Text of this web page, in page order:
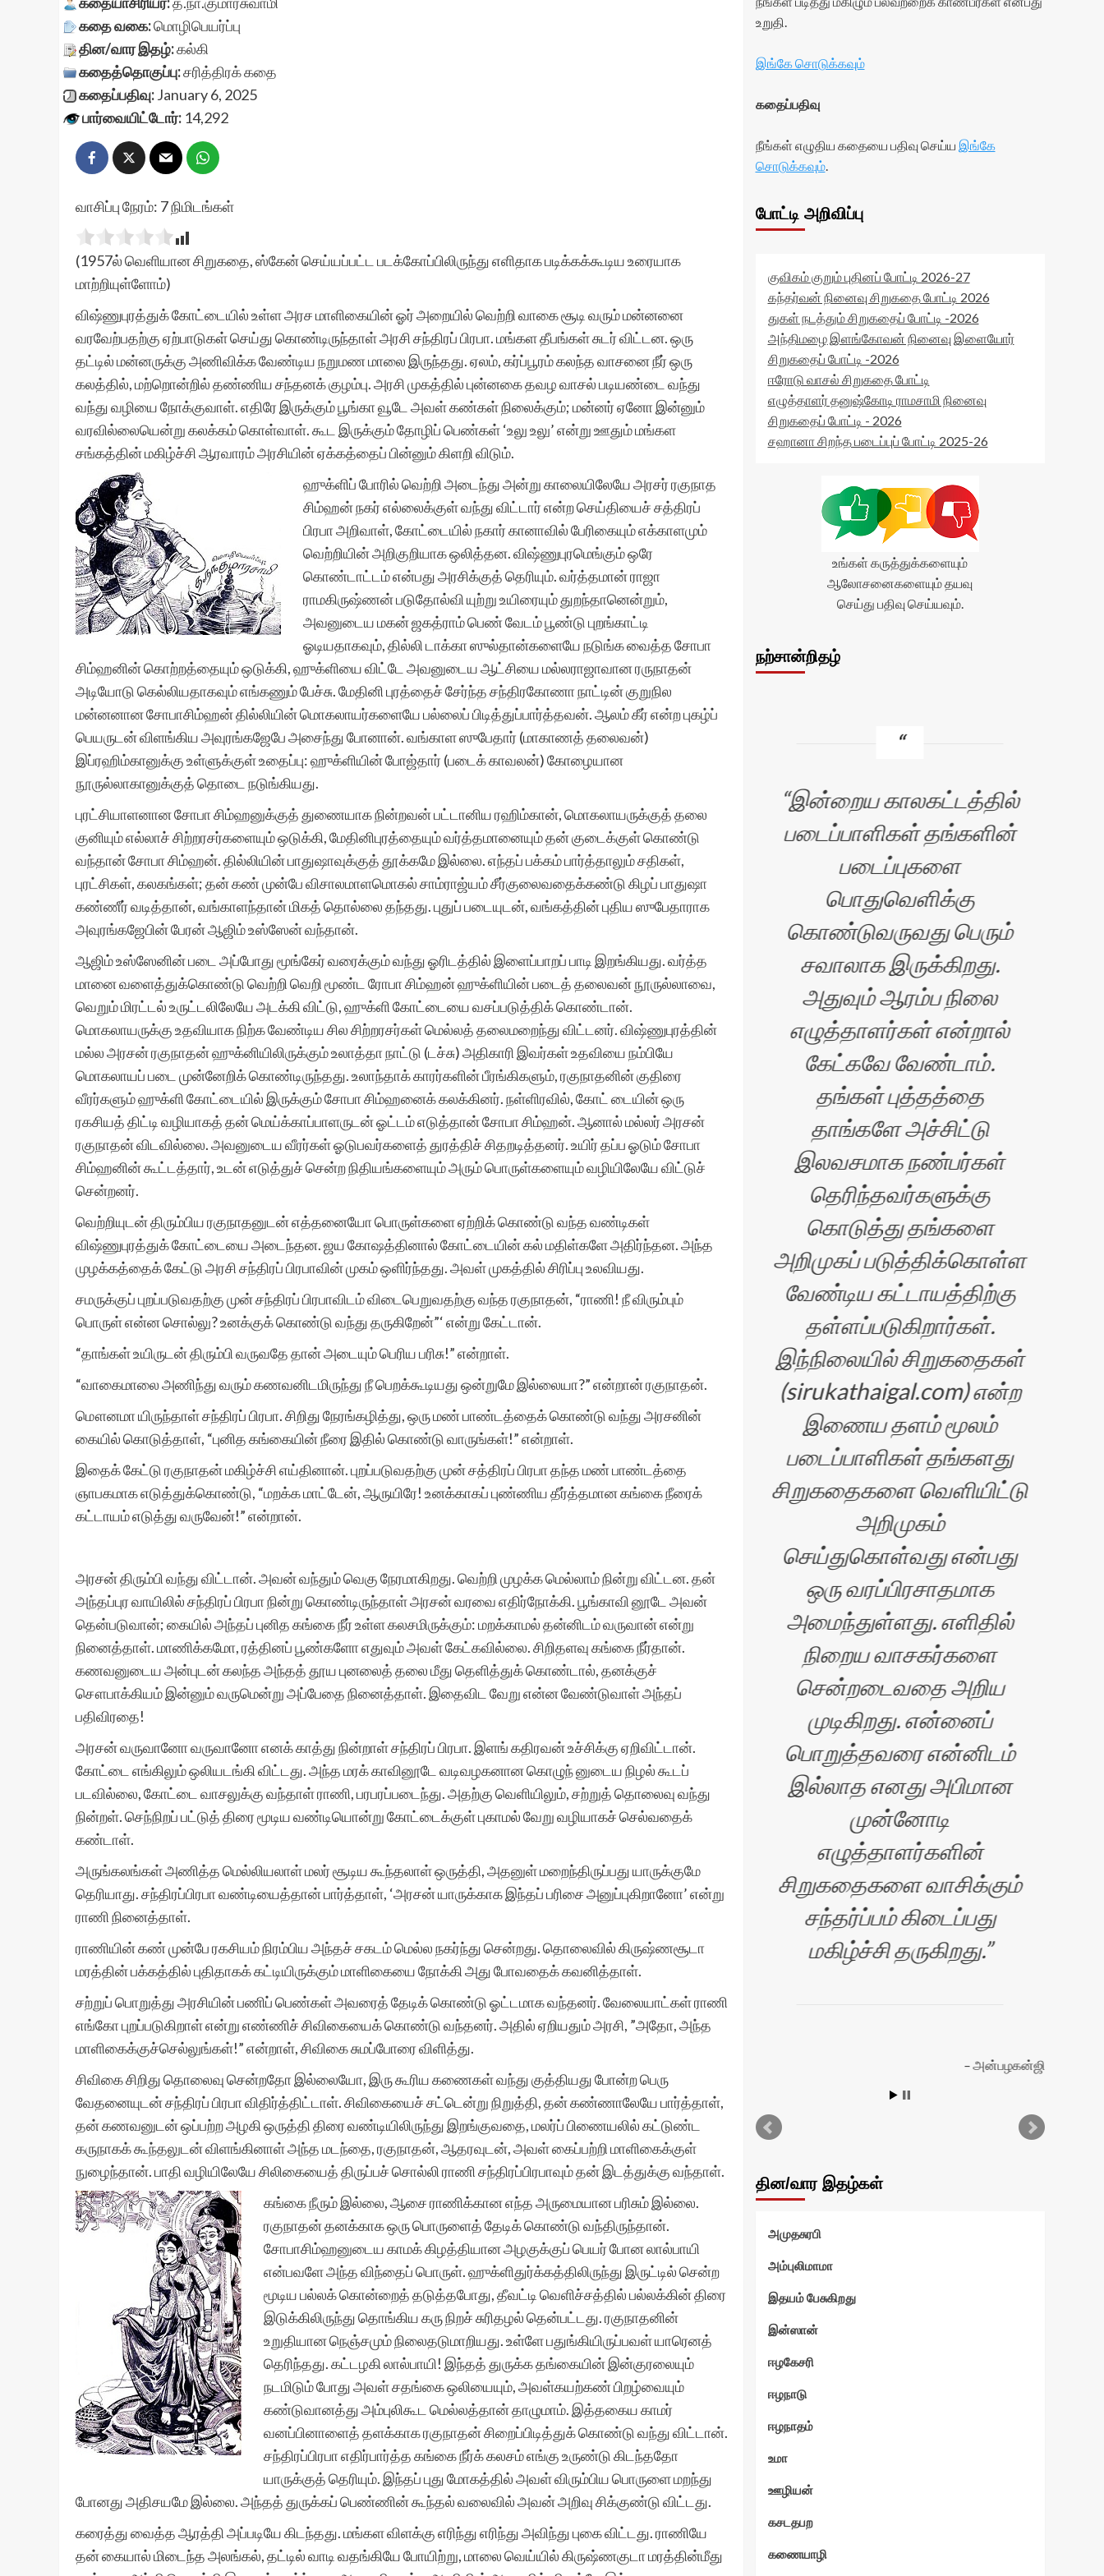
கதை வகை:மொழிபெயர்ப்பு
தின/வார இதழ்:கல்கி
கதைத்தொகுப்பு:சரித்திரக் கதை
கதைப்பதிவு:January 6, 2025
பார்வையிட்டோர்: 14,292
வாசிப்பு நேரம்: 7நிமிடங்கள்
(1957ல் வெளியான சிறுகதை, ஸ்கேன் செய்யப்பட்ட படக்கோப்பிலிருந்து எளிதாக படிக்கக்கூடிய உரையாக
மாற்றியுள்ளோம்)
விஷ்ணுபுரத்துக் கோட்டையில் உள்ள அரச மாளிகையின் ஓர் அறையில் வெற்றி வாகை சூடி வரும் மன்னனை
வரவேற்பதற்கு ஏற்பாடுகள் செய்து கொண்டிருந்தாள் அரசி சந்திரப் பிரபா. மங்கள தீபங்கள் சுடர் விட்டன. ஒரு
தட்டில் மன்னருக்கு அணிவிக்க வேண்டிய நறுமண மாலை இருந்தது. ஏலம், கர்ப்பூரம் கலந்த வாசனை நீர் ஒரு
கலத்தில், மற்றொன்றில் தண்ணிய சந்தனக் குழம்பு. அரசி முகத்தில் புன்னகை தவழ வாசல் படியண்டை வந்து
வந்து வழியை நோக்குவாள். எதிரே இருக்கும் பூங்கா வூடே அவள் கண்கள் நிலைக்கும்; மன்னர் ஏனோ இன்னும்
வரவில்லையென்று கலக்கம் கொள்வாள். கூட இருக்கும் தோழிப் பெண்கள் ‘உலு உலு’ என்று ஊதும் மங்கள
சங்கத்தின் மகிழ்ச்சி ஆரவாரம் அரசியின் ஏக்கத்தைப் பின்னும் கிளறி விடும்.
ஹுக்ளிப் போரில் வெற்றி அடைந்து அன்று காலையிலேயே அரசர் ரகுநாத
சிம்ஹன் நகர் எல்லைக்குள் வந்து விட்டார் என்ற செய்தியைச் சத்திரப்
பிரபா அறிவாள், கோட்டையில் நகார் கானாவில் பேரிகையும் எக்காளமும்
வெற்றியின் அறிகுறியாக ஒலித்தன. விஷ்ணுபுரமெங்கும் ஒரே
கொண்டாட்டம் என்பது அரசிக்குத் தெரியும். வர்த்தமான் ராஜா
ராமகிருஷ்ணன் படுதோல்வி யுற்று உயிரையும் துறந்தானென்றும்,
அவனுடைய மகன் ஜகத்ராம் பெண் வேடம் பூண்டு புறங்காட்டி
ஓடியதாகவும், தில்லி டாக்கா ஸுல்தான்களையே நடுங்க வைத்த சோபா
சிம்ஹனின் கொற்றத்தையும் ஒடுக்கி, ஹுக்ளியை விட்டே அவனுடைய ஆட்சியை மல்லராஜாவான ரருநாதன்
அடியோடு கெல்லியதாகவும் எங்கணும் பேச்சு. மேதினி புரத்தைச் சேர்ந்த சந்திரகோணா நாட்டின் குறுநில
மன்னனான சோபாசிம்ஹன் தில்லியின் மொகலாயர்களையே பல்லைப் பிடித்துப்பார்த்தவன். ஆலம் கீர் என்ற புகழ்ப்
பெயருடன் விளங்கிய அவுரங்கஜேபே அசைந்து போனான். வங்காள ஸுபேதார் (மாகாணத் தலைவன்)
இப்ரஹிம்கானுக்கு உள்ளுக்குள் உதைப்பு: ஹுக்ளியின் போஜ்தார் (படைக் காவலன்) கோழையான
நூருல்லாகானுக்குத் தொடை நடுங்கியது.
புரட்சியாளனான சோபா சிம்ஹனுக்குத் துணையாக நின்றவன் பட்டானிய ரஹிம்கான், மொகலாயருக்குத் தலை
குனியும் எல்லாச் சிற்றரசர்களையும் ஒடுக்கி, மேதினிபுரத்தையும் வர்த்தமானையும் தன் குடைக்குள் கொண்டு
வந்தான் சோபா சிம்ஹன். தில்லியின் பாதுஷாவுக்குத் தூக்கமே இல்லை. எந்தப் பக்கம் பார்த்தாலும் சதிகள்,
புரட்சிகள், கலகங்கள்; தன் கண் முன்பே விசாலமாளமொகல் சாம்ராஜ்யம் சீர்குலைவதைக்கண்டு கிழப் பாதுஷா
கண்ணீர் வடித்தான், வங்காளந்தான் மிகத் தொல்லை தந்தது. புதுப் படையுடன், வங்கத்தின் புதிய ஸுபேதாராக
அவுரங்கஜேபின் பேரன் ஆஜிம் உஸ்ஸேன் வந்தான்.
ஆஜிம் உஸ்ஸேனின் படை அப்போது மூங்கேர் வரைக்கும் வந்து ஓரிடத்தில் இளைப்பாறப் பாடி இறங்கியது. வர்த்த
மானை வளைத்துக்கொண்டு வெற்றி வெறி மூண்ட ரோபா சிம்ஹன் ஹுக்ளியின் படைத் தலைவன் நூருல்லாவை,
வெறும் மிரட்டல் உருட்டலிலேயே அடக்கி விட்டு, ஹுக்ளி கோட்டையை வசப்படுத்திக் கொண்டான்.
மொகலாயருக்கு உதவியாக நிற்க வேண்டிய சில சிற்றரசர்கள் மெல்லத் தலைமறைந்து விட்டனர். விஷ்ணுபுரத்தின்
மல்ல அரசன் ரகுநாதன் ஹுக்னியிலிருக்கும் உலாத்தா நாட்டு (டச்சு) அதிகாரி இவர்கள் உதவியை நம்பியே
மொகலாயப் படை முன்னேறிக் கொண்டிருந்தது. உலாந்தாக் காரர்களின் பீரங்கிகளும், ரகுநாதனின் குதிரை
வீரர்களும் ஹுக்ளி கோட்டையில் இருக்கும் சோபா சிம்ஹனைக் கலக்கினர். நள்ளிரவில், கோட் டையின் ஒரு
ரகசியத் திட்டி வழியாகத் தன் மெய்க்காப்பாளருடன் ஓட்டம் எடுத்தான் சோபா சிம்ஹன். ஆனால் மல்லர் அரசன்
ரகுநாதன் விடவில்லை. அவனுடைய வீரர்கள் ஓடுபவர்களைத் துரத்திச் சிதறடித்தனர். உயிர் தப்ப ஓடும் சோபா
சிம்ஹனின் கூட்டத்தார், உடன் எடுத்துச் சென்ற நிதியங்களையும் அரும் பொருள்களையும் வழியிலேயே விட்டுச்
சென்றனர்.
வெற்றியுடன் திரும்பிய ரகுநாதனுடன் எத்தனையோ பொருள்களை ஏற்றிக் கொண்டு வந்த வண்டிகள்
விஷ்ணுபுரத்துக் கோட்டையை அடைந்தன. ஜய கோஷத்தினால் கோட்டையின் கல் மதிள்களே அதிர்ந்தன. அந்த
முழக்கத்தைக் கேட்டு அரசி சந்திரப் பிரபாவின் முகம் ஒளிர்ந்தது. அவள் முகத்தில் சிரிப்பு உலவியது.
சமருக்குப் புறப்படுவதற்கு முன் சந்திரப் பிரபாவிடம் விடைபெறுவதற்கு வந்த ரகுநாதன், “ராணி! நீ விரும்பும்
பொருள் என்ன சொல்லு? உனக்குக் கொண்டு வந்து தருகிறேன்”‘ என்று கேட்டான்.
“தாங்கள் உயிருடன் திரும்பி வருவதே தான் அடையும் பெரிய பரிசு!” என்றாள்.
“வாகைமாலை அணிந்து வரும் கணவனிடமிருந்து நீ பெறக்கூடியது ஒன்றுமே இல்லையா?” என்றான் ரகுநாதன்.
மௌனமா யிருந்தாள் சந்திரப் பிரபா. சிறிது நேரங்கழித்து, ஒரு மண் பாண்டத்தைக் கொண்டு வந்து அரசனின்
கையில் கொடுத்தாள், “புனித கங்கையின் நீரை இதில் கொண்டு வாருங்கள்!” என்றாள்.
இதைக் கேட்டு ரகுநாதன் மகிழ்ச்சி எய்தினான். புறப்படுவதற்கு முன் சத்திரப் பிரபா தந்த மண் பாண்டத்தை
ஞாபகமாக எடுத்துக்கொண்டு, “மறக்க மாட்டேன், ஆருயிரே! உனக்காகப் புண்ணிய தீர்த்தமான கங்கை நீரைக்
கட்டாயம் எடுத்து வருவேன்!” என்றான்.
அரசன் திரும்பி வந்து விட்டான். அவன் வந்தும் வெகு நேரமாகிறது. வெற்றி முழக்க மெல்லாம் நின்று விட்டன. தன்
அந்தப்புர வாயிலில் சந்திரப் பிரபா நின்று கொண்டிருந்தாள் அரசன் வரவை எதிர்நோக்கி. பூங்காவி னூடே அவன்
தென்படுவான்; கையில் அந்தப் புனித கங்கை நீர் உள்ள கலசமிருக்கும்: மறக்காமல் தன்னிடம் வருவான் என்று
நினைத்தாள். மாணிக்கமோ, ரத்தினப் பூண்களோ எதுவும் அவள் கேட்கவில்லை. சிறிதளவு கங்கை நீர்தான்.
கணவனுடைய அன்புடன் கலந்த அந்தத் தூய புனலைத் தலை மீது தெளித்துக் கொண்டால், தனக்குச்
சௌபாக்கியம் இன்னும் வருமென்று அப்பேதை நினைத்தாள். இதைவிட வேறு என்ன வேண்டுவாள் அந்தப்
பதிவிரதை!
அரசன் வருவானோ வருவானோ எனக் காத்து நின்றாள் சந்திரப் பிரபா. இளங் கதிரவன் உச்சிக்கு ஏறிவிட்டான்.
கோட்டை எங்கிலும் ஒலியடங்கி விட்டது. அந்த மரக் காவினூடே வடிவழகனான கொழுந் னுடைய நிழல் கூடப்
படவில்லை, கோட்டை வாசலுக்கு வந்தாள் ராணி, பரபரப்படைந்து. அதற்கு வெளியிலும், சற்றுத் தொலைவு வந்து
நின்றள். செந்நிறப் பட்டுத் திரை மூடிய வண்டியொன்று கோட்டைக்குள் புகாமல் வேறு வழியாகச் செல்வதைக்
கண்டாள்.
அருங்கலங்கள் அணித்த மெல்லியலாள் மலர் சூடிய கூந்தலாள் ஒருத்தி, அதனுள் மறைந்திருப்பது யாருக்குமே
தெரியாது. சந்திரப்பிரபா வண்டியைத்தான் பார்த்தாள், ‘அரசன் யாருக்காக இந்தப் பரிசை அனுப்புகிறானோ’ என்று
ராணி நினைத்தாள்.
ராணியின் கண் முன்பே ரகசியம் நிரம்பிய அந்தச் சகடம் மெல்ல நகர்ந்து சென்றது. தொலைவில் கிருஷ்ணசூடா
மரத்தின் பக்கத்தில் புதிதாகக் கட்டியிருக்கும் மாளிகையை நோக்கி அது போவதைக் கவனித்தாள்.
சற்றுப் பொறுத்து அரசியின் பணிப் பெண்கள் அவரைத் தேடிக் கொண்டு ஓட்டமாக வந்தனர். வேலையாட்கள் ராணி
எங்கோ புறப்படுகிறாள் என்று எண்ணிச் சிவிகையைக் கொண்டு வந்தனர். அதில் ஏறியதும் அரசி, ”அதோ, அந்த
மாளிகைக்குச்செல்லுங்கள்!” என்றாள், சிவிகை சுமப்போரை விளித்து.
சிவிகை சிறிது தொலைவு சென்றதோ இல்லையோ, இரு கூரிய கணைகள் வந்து குத்தியது போன்ற பெரு
வேதனையுடன் சந்திரப் பிரபா விதிர்த்திட்டாள். சிவிகையைச் சட்டென்று நிறுத்தி, தன் கண்ணாலேயே பார்த்தாள்,
தன் கணவனுடன் ஒப்பற்ற அழகி ஒருத்தி திரை வண்டியிலிருந்து இறங்குவதை, மலர்ப் பிணையலில் கட்டுண்ட
கருநாகக் கூந்தலுடன் விளங்கினாள் அந்த மடந்தை, ரகுநாதன், ஆதரவுடன், அவள் கைப்பற்றி மாளிகைக்குள்
நுழைந்தான். பாதி வழியிலேயே சிலிகையைத் திருப்பச் சொல்லி ராணி சந்திரப்பிரபாவும் தன் இடத்துக்கு வந்தாள்.
கங்கை நீரும் இல்லை, ஆசை ராணிக்கான எந்த அருமையான பரிசும் இல்லை.
ரகுநாதன் தனக்காக ஒரு பொருளைத் தேடிக் கொண்டு வந்திருந்தான்.
சோபாசிம்ஹனுடைய காமக் கிழத்தியான அழகுக்குப் பெயர் போன லால்பாயி
என்பவளே அந்த விந்தைப் பொருள். ஹுக்ளிதுர்க்கத்திலிருந்து இருட்டில் சென்ற
மூடிய பல்லக் கொன்றைத் தடுத்தபோது, தீவட்டி வெளிச்சத்தில் பல்லக்கின் திரை
இடுக்கிலிருந்து தொங்கிய கரு நிறச் சுரிதழல் தென்பட்டது. ரகுநாதனின்
உறுதியான நெஞ்சமும் நிலைதடுமாறியது. உள்ளே பதுங்கியிருப்பவள் யாரெனத்
தெரிந்தது. கட்டழகி லால்பாயி! இந்தத் துருக்க தங்கையின் இன்குரலையும்
நடமிடும் போது அவள் சதங்கை ஒலியையும், அவள்கயற்கண் பிறழ்வையும்
கண்டுவானத்து அம்புலிகூட மெல்லத்தான் தாழுமாம். இத்தகைய காமர்
வனப்பினாளைத் தளக்காக ரகுநாதன் சிறைப்பிடித்துக் கொண்டு வந்து விட்டான்.
சந்திரப்பிரபா எதிர்பார்த்த கங்கை நீர்க் கலசம் எங்கு உருண்டு கிடந்ததோ
யாருக்குத் தெரியும். இந்தப் புது மோகத்தில் அவள் விரும்பிய பொருளை மறந்து
போனது அதிசயமே இல்லை. அந்தத் துருக்கப் பெண்ணின் கூந்தல் வலைவில் அவன் அறிவு சிக்குண்டு விட்டது.
கரைத்து வைத்த ஆரத்தி அப்படியே கிடந்தது. மங்கள விளக்கு எரிந்து எரிந்து அவிந்து புகை விட்டது. ராணியே
தன் கையால் மிடைந்த அலங்கல், தட்டில் வாடி வதங்கியே போயிற்று, மாலை வெய்யில் கிருஷ்ணகுடா மரத்தின்மீது
உறுதி.
இங்கே சொடுக்கவும்
கதைப்பதிவு
நீங்கள் எழுதிய கதையை பதிவு செய்ய இங்கே
சொடுக்கவும்.
போட்டி அறிவிப்பு
குவிகம் குறும் புதினப் போட்டி 2026-27
கந்தர்வன் நினைவு சிறுகதை போட்டி 2026
துகள் நடத்தும் சிறுகதைப் போட்டி -2026
அந்திமழை இளங்கோவன் நினைவு இளையோர்
சிறுகதைப் போட்டி -2026
ஈரோடு வாசல் சிறுகதை போட்டி
எழுத்தாளர் தனுஷ்கோடி ராமசாமி நினைவு
சிறுகதைப் போட்டி - 2026
சஹானா சிறந்த படைப்புப் போட்டி 2025-26
உங்கள் கருத்துக்களையும்
ஆலோசனைகளையும் தயவு
செய்து பதிவு செய்யவும்.
நற்சான்றிதழ்
சிறுகதைகள் தளம்
பார்த்தேன். எனது இரண்டு
கதைகளும் கூட இருந்தது.
முயற்சி.. வாழ்த்துக்கள்..
நன்றி.
இவள் பாரதி
இன்றைய காலகட்டத்தில்
படைப்பாளிகள் தங்களின்
படைப்புகளை
பொதுவெளிக்கு
கொண்டுவருவது பெரும்
சவாலாக இருக்கிறது.
அதுவும் ஆரம்ப நிலை
எழுத்தாளர்கள் என்றால்
கேட்கவே வேண்டாம்.
தங்கள் புத்தத்தை
தாங்களே அச்சிட்டு
இலவசமாக நண்பர்கள்
தெரிந்தவர்களுக்கு
கொடுத்து தங்களை
அறிமுகப் படுத்திக்கொள்ள
வேண்டிய கட்டாயத்திற்கு
தள்ளப்படுகிறார்கள்.
இந்நிலையில் சிறுகதைகள்
(sirukathaigal.com) என்ற
இணைய தளம் மூலம்
படைப்பாளிகள் தங்களது
சிறுகதைகளை வெளியிட்டு
அறிமுகம்
செய்துகொள்வது என்பது
ஒரு வரப்பிரசாதமாக
அமைந்துள்ளது. எளிதில்
நிறைய வாசகர்களை
சென்றடைவதை அறிய
முடிகிறது. என்னைப்
பொறுத்தவரை என்னிடம்
இல்லாத எனது அபிமான
முன்னோடி
எழுத்தாளர்களின்
சிறுகதைகளை வாசிக்கும்
சந்தர்ப்பம் கிடைப்பது
மகிழ்ச்சி தருகிறது.
அன்பழகன்ஜி
தின/வார இதழ்கள்
அமுதசுரபி
அம்புலிமாமா
இதயம் பேசுகிறது
இன்ஸான்
ஈழகேசரி
ஈழநாடு
ஈழநாதம்
உமா
ஊழியன்
கசடதபற
கணையாழி